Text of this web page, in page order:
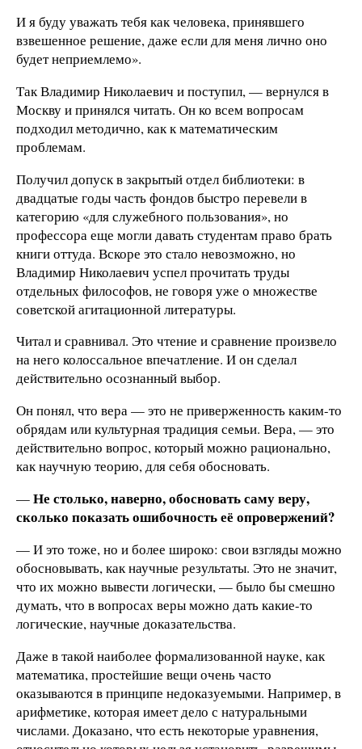
И я буду уважать тебя как человека, принявшего
взвешенное решение, даже если для меня лично оно
будет неприемлемо».
Так Владимир Николаевич и поступил, — вернулся в
Москву и принялся читать. Он ко всем вопросам
подходил методично, как к математическим
проблемам.
Получил допуск в закрытый отдел библиотеки: в
двадцатые годы часть фондов быстро перевели в
категорию «для служебного пользования», но
профессора еще могли давать студентам право брать
книги оттуда. Вскоре это стало невозможно, но
Владимир Николаевич успел прочитать труды
отдельных философов, не говоря уже о множестве
советской агитационной литературы.
Читал и сравнивал. Это чтение и сравнение произвело
на него колоссальное впечатление. И он сделал
действительно осознанный выбор.
Он понял, что вера — это не приверженность каким-то
обрядам или культурная традиция семьи. Вера, — это
действительно вопрос, который можно рационально,
как научную теорию, для себя обосновать.
—Не столько, наверно, обосновать саму веру,
сколько показать ошибочность её опровержений?
— И это тоже, но и более широко: свои взгляды можно
обосновывать, как научные результаты. Это не значит,
что их можно вывести логически, — было бы смешно
думать, что в вопросах веры можно дать какие-то
логические, научные доказательства.
Даже в такой наиболее формализованной науке, как
математика, простейшие вещи очень часто
оказываются в принципе недоказуемыми. Например, в
арифметике, которая имеет дело с натуральными
числами. Доказано, что есть некоторые уравнения,